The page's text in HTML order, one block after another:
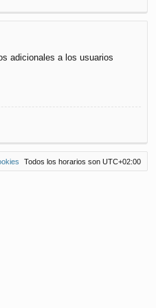
adicionales a los usuarios
Todos los horarios son UTC+02:00